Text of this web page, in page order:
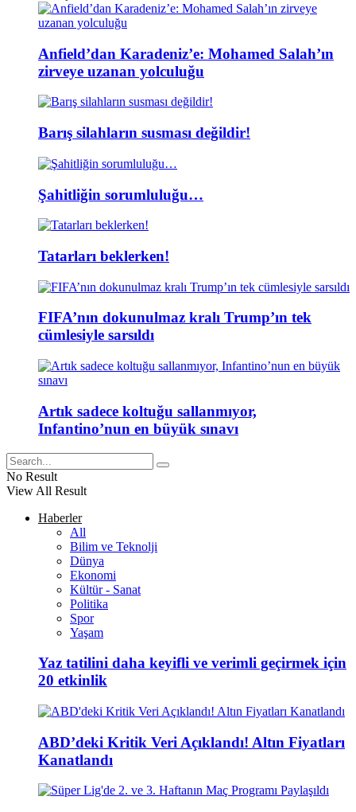
Anfield’dan Karadeniz’e: Mohamed Salah’ın
zirveye uzanan yolculuğu
Barış silahların susması değildir!
Şahitliğin sorumluluğu…
Tatarları beklerken!
FIFA’nın dokunulmaz kralı Trump’ın tek
cümlesiyle sarsıldı
Artık sadece koltuğu sallanmıyor,
Infantino’nun en büyük sınavı
No Result
View All Result
Haberler
All
Bilim ve Teknolji
Dünya
Ekonomi
Kültür - Sanat
Politika
Spor
Yaşam
Yaz tatilini daha keyifli ve verimli geçirmek için
20 etkinlik
ABD’deki Kritik Veri Açıklandı! Altın Fiyatları
Kanatlandı